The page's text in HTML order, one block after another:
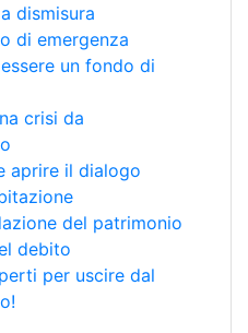
dismisura
di emergenza
un fondo di
crisi da
aprire il dialogo
del patrimonio
debito
per uscire dal